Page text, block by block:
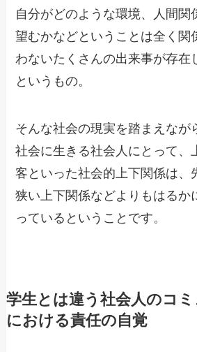
自分がどのような環境、人間関
望むかなどということは全く関
わないたくさんの出来事が存在
というもの。
そんな社会の現実を踏まえなが
社会に生きる社会人にとって、
客といった社会的上下関係は、
狭い上下関係などよりもはるか
っているということです。
学生とは違う社会人のコ
における責任の自覚